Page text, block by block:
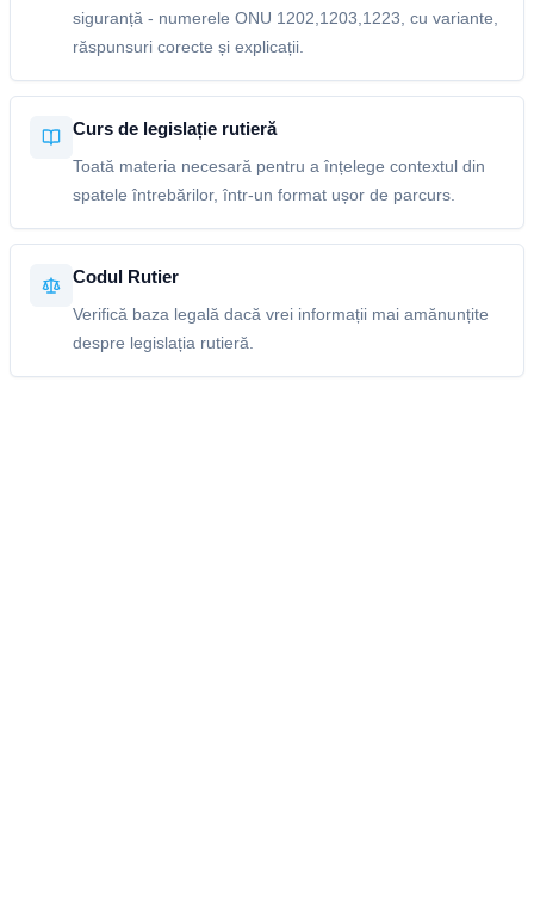
siguranță - numerele ONU 1202,1203,1223, cu variante,
răspunsuri corecte și explicații.
Curs de legislație rutieră
Toată materia necesară pentru a înțelege contextul din
spatele întrebărilor, într-un format ușor de parcurs.
Codul Rutier
Verifică baza legală dacă vrei informații mai amănunțite
despre legislația rutieră.